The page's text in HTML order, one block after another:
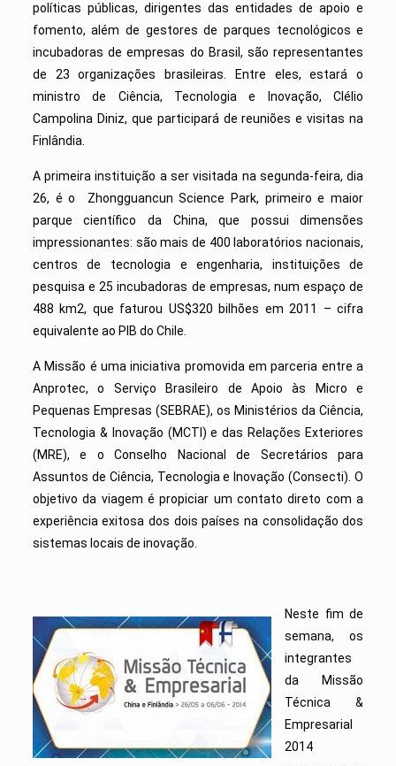
políticas públicas, dirigentes das entidades de apoio e
fomento, além de ges­tores de parques tecnológicos e
incubadoras de empresas do Brasil, são representantes
de 23 organizações brasileiras. Entre eles, estará o
ministro de Ciência, Tecnologia e Inovação, Clélio
Campolina Diniz, que participará de reuniões e visitas na
Finlândia.
A primeira instituição a ser visitada na segunda-feira, dia
26, é o Zhongguancun Science Park, primeiro e maior
parque científi­co da China, que possui dimensões
impressionantes: são mais de 400 laboratórios nacio­nais,
centros de tecnologia e engenharia, instituições de
pesquisa e 25 incubado­ras de empresas, num espaço de
488 km2, que faturou US$320 bilhões em 2011 – cifra
equivalente ao PIB do Chile.
A Missão é uma iniciativa promovida em parceria entre a
Anprotec, o Serviço Brasileiro de Apoio às Micro e
Pequenas Empresas (SEBRAE), os Ministérios da Ciência,
Tecnologia & Inovação (MCTI) e das Relações Exteriores
(MRE), e o Conselho Nacional de Secretários para
Assuntos de Ciência, Tecnologia e Inovação (Consecti). O
objetivo da viagem é propiciar um contato direto com a
experiência exitosa dos dois países na consolidação dos
sistemas locais de inovação.
Neste fim de
semana, os
integrantes
da Missão
Técnica &
Empresarial
2014